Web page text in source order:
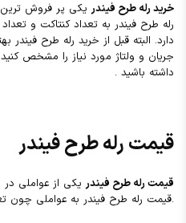
خرید رله طرح فیندریکی پر فروش
رله طرح فیندر به تعداد کنتاکت و
دارد. البته قبل از خرید رله طرح فیندر
جریان و ولتاژ مورد نیاز را مشخص کنید
داشته باشید .
قیمت رله طرح فیندر
قیمت رله طرح فیندریکی از عواملی در
.قیمت رله طرح فیندر به عواملی چون